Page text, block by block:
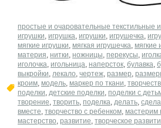
простые и очаровательные текстильные
игрушки, игрушка, игрушки, игрушечка,
мягкие игрушки, мягкая игрушечка, мягкие
материя, нитки, ножницы, перекусы,
иголочка, игольница, наперсток, булавка,
выкройки, лекало, чертеж, размер,
кроим, модель, маркер по ткани,
поделки, детские поделки, поделки с
творение, творить, поделка, делать,
вместе, творчество с ребенком, мастерим
мастерство, развитие, творческое